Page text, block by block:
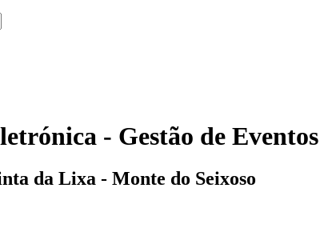
- Gestão de Eventos
da Lixa - Monte do Seixoso